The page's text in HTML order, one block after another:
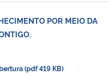
POR MEIO DA
(pdf 419 KB)